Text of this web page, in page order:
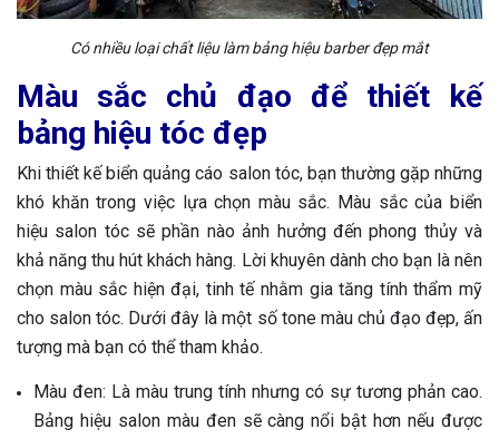
Có nhiều loại chất liệu làm bảng hiệu barber đẹp mắt
Màu sắc chủ đạo để thiết kế
bảng hiệu tóc đẹp
Khi thiết kế biển quảng cáo salon tóc, bạn thường gặp những
khó khăn trong việc lựa chọn màu sắc. Màu sắc của biển
hiệu salon tóc sẽ phần nào ảnh hưởng đến phong thủy và
khả năng thu hút khách hàng. Lời khuyên dành cho bạn là nên
chọn màu sắc hiện đại, tinh tế nhằm gia tăng tính thẩm mỹ
cho salon tóc. Dưới đây là một số tone màu chủ đạo đẹp, ấn
tượng mà bạn có thể tham khảo.
Màu đen: Là màu trung tính nhưng có sự tương phản cao.
Bảng hiệu salon màu đen sẽ càng nổi bật hơn nếu được